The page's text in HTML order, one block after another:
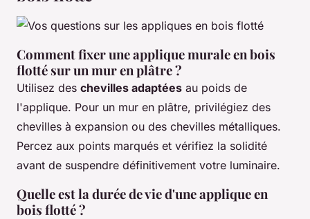
Comment fixer une applique murale en bois
flotté sur un mur en plâtre ?
Utilisez des chevilles adaptées au poids de
l'applique. Pour un mur en plâtre, privilégiez des
chevilles à expansion ou des chevilles métalliques.
Percez aux points marqués et vérifiez la solidité
avant de suspendre définitivement votre luminaire.
Quelle est la durée de vie d'une applique en
bois flotté ?